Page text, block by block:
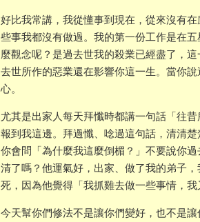
好比我常講，我從懂事到現在，從來沒有
些事我都沒有做過。我的第一份工作是在
麼觀念呢？是過去世我的殺業已經盡了，
去世所作的惡業還在影響你這一生。當你
心。
尤其是出家人每天拜懺時都講一句話「往
報到我這邊。拜過懺、唸過這句話，清清
你會問「為什麼我這麼倒楣？」不要說你
清了嗎？他運氣好，出家、做了我的弟子
死，因為他覺得「我抓雞去做一些事情，
今天幫你們修法不是讓你們變好，也不是